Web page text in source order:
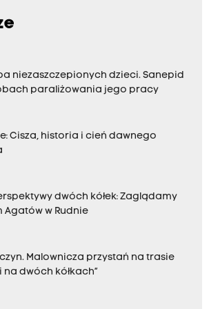
niezaszczepionych dzieci. Sanepid
paraliżowania jego pracy
Cisza, historia i cień dawnego
dwóch kółek: Zaglądamy
Agatów w Rudnie
Malownicza przystań na trasie
na dwóch kółkach”